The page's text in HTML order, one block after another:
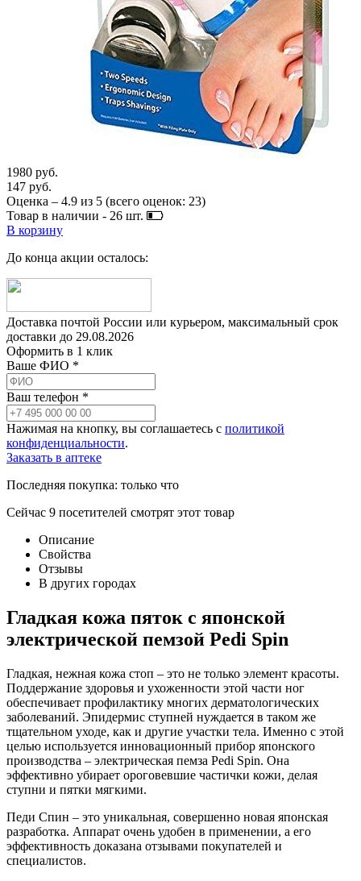
1980 руб.
147 руб.
Оценка – 4.9 из 5 (всего оценок: 23)
Товар в наличии - 26 шт.
В корзину
До конца акции осталось:
Доставка почтой России или курьером, максимальный срок
доставки до 29.08.2026
Оформить в 1 клик
Ваше ФИО *
Ваш телефон *
Нажимая на кнопку, вы соглашаетесь с политикой
конфиденциальности.
Заказать в аптеке
Последняя покупка: только что
Сейчас 9 посетителей смотрят этот товар
Описание
Свойства
Отзывы
В других городах
Гладкая кожа пяток с японской
электрической пемзой Pedi Spin
Гладкая, нежная кожа стоп – это не только элемент красоты.
Поддержание здоровья и ухоженности этой части ног
обеспечивает профилактику многих дерматологических
заболеваний. Эпидермис ступней нуждается в таком же
тщательном уходе, как и другие участки тела. Именно с этой
целью используется инновационный прибор японского
производства – электрическая пемза Pedi Spin. Она
эффективно убирает ороговевшие частички кожи, делая
ступни и пятки мягкими.
Педи Спин – это уникальная, совершенно новая японская
разработка. Аппарат очень удобен в применении, а его
эффективность доказана отзывами покупателей и
специалистов.